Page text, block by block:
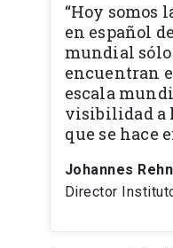
“Hoy somos
en español
mundial sólo
encuentran
escala
visibilidad a
que se hace
Johannes
Director